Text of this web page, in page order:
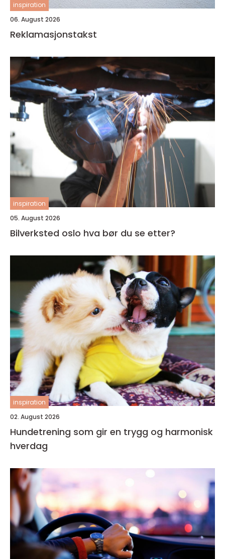
inspiration
06. August 2026
Reklamasjonstakst
inspiration
05. August 2026
Bilverksted oslo hva bør du se etter?
inspiration
02. August 2026
Hundetrening som gir en trygg og harmonisk
hverdag